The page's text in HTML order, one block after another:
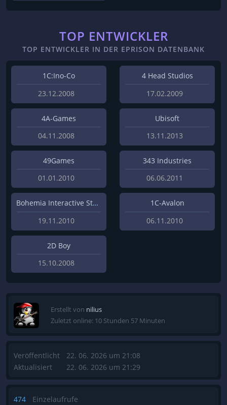
TOP ENTWICKLER
TOP ENTWICKLER IN DER EPRISON DATENBANK
1C:Ino-Co
23.12.2008
4 Head Studios
17.02.2009
4A-Games
04.11.2008
Ubisoft
13.11.2013
49Games
01.01.2010
343 Industries
06.06.2011
Bohemia Interactive Studios
19.11.2010
1C-Avalon
06.11.2010
2D Boy
15.10.2008
Erstellt von nilius
Zuletzt online: 10 Stunden 57 Minuten
Veröffentlicht
Aktualisiert
22. 06. 2026 um 21:08
22. 06. 2026 um 21:29
474 Einzelaufrufe